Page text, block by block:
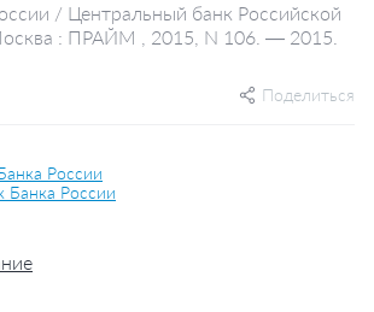
/ Центральный банк Российской
: ПРАЙМ , 2015, N 106. — 2015.
Поделиться
России
Банка России